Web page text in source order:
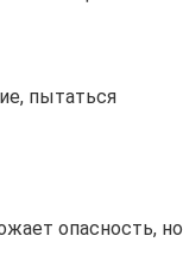
пытаться
опасность, но